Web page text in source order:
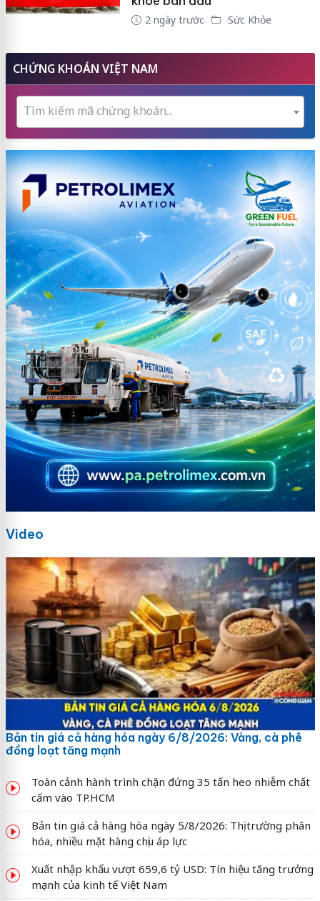
2 ngày trước Sức Khỏe
CHỨNG KHOÁN VIỆT NAM
Tìm kiếm mã chứng khoán...
Video
Bản tin giá cả hàng hóa ngày 6/8/2026: Vàng, cà phê
đồng loạt tăng mạnh
Toàn cảnh hành trình chặn đứng 35 tấn heo nhiễm chất
cấm vào TP.HCM
Bản tin giá cả hàng hóa ngày 5/8/2026: Thị trường phân
hóa, nhiều mặt hàng chịu áp lực
Xuất nhập khẩu vượt 659,6 tỷ USD: Tín hiệu tăng trưởng
mạnh của kinh tế Việt Nam